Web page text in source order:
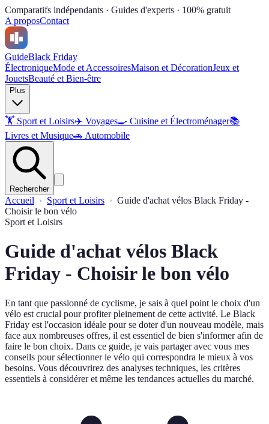
Comparatifs indépendants · Guides d'experts · 100% gratuit
A proposContact
GuideBlack Friday
ÉlectroniqueMode et AccessoiresMaison et DécorationJeux et
JouetsBeauté et Bien-être
Plus
🏋️ Sport et Loisirs✈️ Voyages🍳 Cuisine et Électroménager📚
Livres et Musique🚗 Automobile
Rechercher
Accueil Sport et Loisirs
Guide d'achat vélos Black Friday -
Choisir le bon vélo
Sport et Loisirs
Guide d'achat vélos Black
Friday - Choisir le bon vélo
En tant que passionné de cyclisme, je sais à quel point le choix d'un
vélo est crucial pour profiter pleinement de cette activité. Le Black
Friday est l'occasion idéale pour se doter d'un nouveau modèle, mais
face aux nombreuses offres, il est essentiel de bien s'informer afin de
faire le bon choix. Dans ce guide, je vais partager avec vous mes
conseils pour sélectionner le vélo qui correspondra le mieux à vos
besoins. Vous découvrirez des analyses techniques, les critères
essentiels à considérer et même les tendances actuelles du marché.